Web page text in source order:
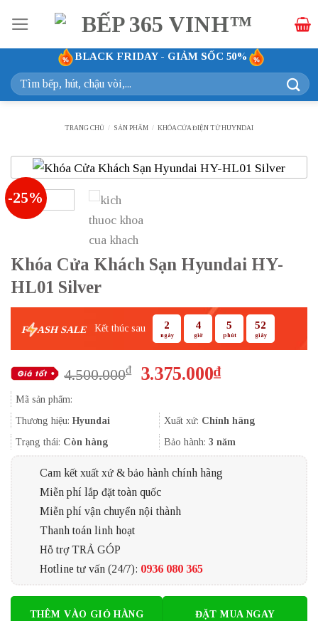
qua
nội
dung
BLACK FRIDAY - GIẢM SỐC 50%
Tìm
kiếm:
TRANG CHỦ / SẢN PHẨM / KHÓA CỬA ĐIỆN TỬ HUYNDAI
-25%
Khóa Cửa Khách Sạn Hyundai HY-
HL01 Silver
F ASH SALE Kết thúc sau 2
ngày
4
giờ
5
phút
51
giây
4.500.000₫
Giá
4.500.000₫.
3.375.000₫Giá
là:
3.375.000₫.
Mã sản phẩm:
Thương hiệu: Hyundai Xuất xứ: Chính hãng
Trạng thái: Còn hàng Bảo hành: 3 năm
Cam kết xuất xứ & bảo hành chính hãng
Miễn phí lắp đặt toàn quốc
Miễn phí vận chuyển nội thành
Thanh toán linh hoạt
Hỗ trợ TRẢ GÓP
Hotline tư vấn (24/7): 0936 080 365
THÊM VÀO GIỎ HÀNG ĐẶT MUA NGAY